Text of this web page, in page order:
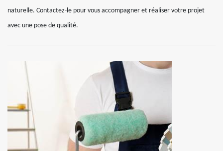
naturelle. Contactez-le pour vous accompagner et réaliser votre projet
avec une pose de qualité.